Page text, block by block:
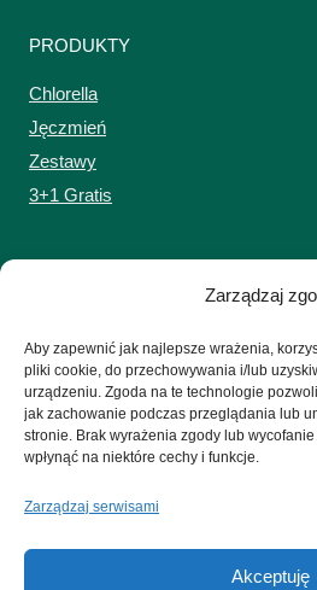
Zarządzaj
Aby zapewnić jak najlepsze wrażenia,
pliki cookie, do przechowywania i/lub
urządzeniu. Zgoda na te technologie
jak zachowanie podczas przeglądania lub
stronie. Brak wyrażenia zgody lub
wpłynąć na niektóre cechy i funkcje.
Zarządzaj serwisami
Akceptuję
PRODUKTY
Chlorella
Jęczmień
Zestawy
3+1 Gratis
Koszyk
© 2026 Czyste-Zielonki.pl Firma nie oferuje
stosowane jako ich zamienniki. Suplement